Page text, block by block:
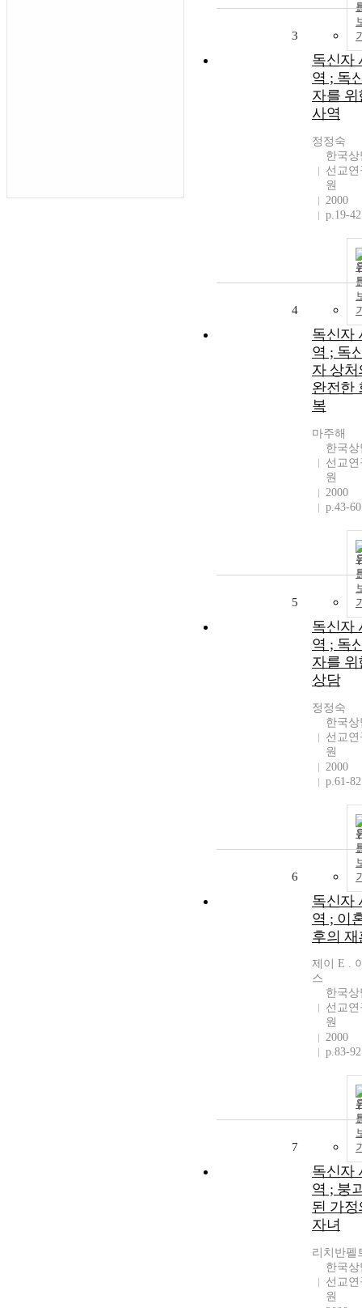
3
독신자
역 ; 독
자를 위
사역
정정숙
한국상
선교연
원
2000
p.19-42
4
독신자
역 ; 독
자 상처
완전한
복
마주해
한국상
선교연
원
2000
p.43-60
5
독신자
역 ; 독
자를 위
상담
정정숙
한국상
선교연
원
2000
p.61-82
6
독신자
역 ; 이
후의 재
제이 E .
스
한국상
선교연
원
2000
p.83-92
7
독신자
역 ; 붕
된 가정
자녀
리치반펠
한국상
선교연
원